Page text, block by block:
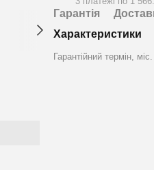
Гарантія
Характеристики
Гарантійний термін, міс.